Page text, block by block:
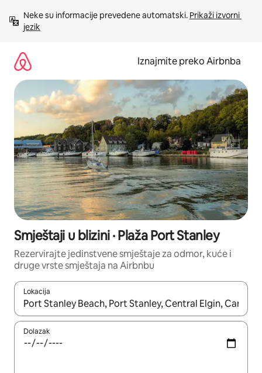
sadržaj
Neke su informacije prevedene automatski. Prikaži izvorni
jezik
Iznajmite preko Airbnba
Smještaji u blizini · Plaža Port Stanley
Rezervirajte jedinstvene smještaje za odmor, kuće i
druge vrste smještaja na Airbnbu
Lokacija
Kada budu dostupni rezultati, moći ćete ih pregledati
Dolazak